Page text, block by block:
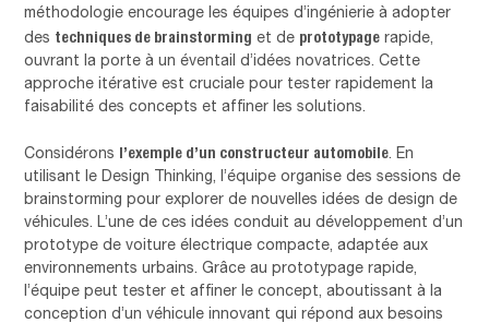
méthodologie encourage les équipes d’ingénierie à adopter
des techniques de brainstorming et de prototypage rapide,
ouvrant la porte à un éventail d’idées novatrices. Cette
approche itérative est cruciale pour tester rapidement la
faisabilité des concepts et affiner les solutions.
Considérons l’exemple d’un constructeur automobile . En
utilisant le Design Thinking, l’équipe organise des sessions de
brainstorming pour explorer de nouvelles idées de design de
véhicules. L’une de ces idées conduit au développement d’un
prototype de voiture électrique compacte, adaptée aux
environnements urbains. Grâce au prototypage rapide,
l’équipe peut tester et affiner le concept, aboutissant à la
conception d’un véhicule innovant qui répond aux besoins